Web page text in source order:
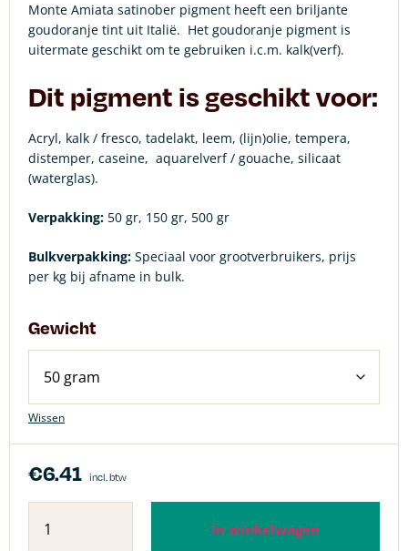
Monte Amiata satinober pigment heeft een briljante
goudoranje tint uit Italië. Het goudoranje pigment is
uitermate geschikt om te gebruiken i.c.m. kalk(verf).
Dit pigment is geschikt voor:
Acryl, kalk / fresco, tadelakt, leem, (lijn)olie, tempera,
distemper, caseine, aquarelverf / gouache, silicaat
(waterglas).
Verpakking: 50 gr, 150 gr, 500 gr
Bulkverpakking: Speciaal voor grootverbruikers, prijs
per kg bij afname in bulk.
Gewicht
Wissen
€6.41 incl. btw
In winkelwagen